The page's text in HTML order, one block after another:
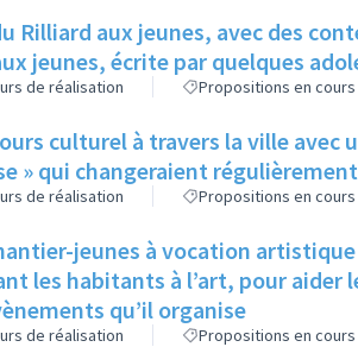
Rilliard aux jeunes, avec des
jeunes, écrite par quelques
de réalisation Propositions en
culturel à travers la ville avec
» qui changeraient
de réalisation Propositions en
jeunes à vocation
les habitants à l’art, pour aider
qu’il organise
de réalisation Propositions en